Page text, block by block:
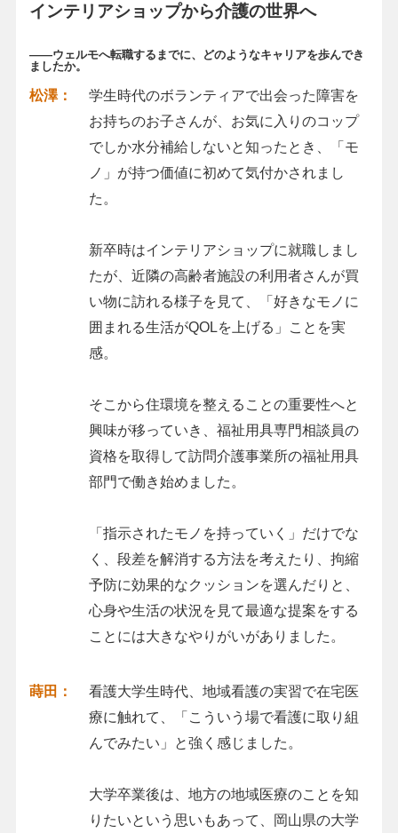
インテリアショップから介護の世界へ
――ウェルモへ転職するまでに、どのようなキャリアを歩んでき
ましたか。
松澤：
学生時代のボランティアで出会った障害を
お持ちのお子さんが、お気に入りのコップ
でしか水分補給しないと知ったとき、「モ
ノ」が持つ価値に初めて気付かされまし
た。
新卒時はインテリアショップに就職しまし
たが、近隣の高齢者施設の利用者さんが買
い物に訪れる様子を見て、「好きなモノに
囲まれる生活がQOLを上げる」ことを実
感。
そこから住環境を整えることの重要性へと
興味が移っていき、福祉用具専門相談員の
資格を取得して訪問介護事業所の福祉用具
部門で働き始めました。
「指示されたモノを持っていく」だけでな
く、段差を解消する方法を考えたり、拘縮
予防に効果的なクッションを選んだりと、
心身や生活の状況を見て最適な提案をする
ことには大きなやりがいがありました。
蒔田：
看護大学生時代、地域看護の実習で在宅医
療に触れて、「こういう場で看護に取り組
んでみたい」と強く感じました。
大学卒業後は、地方の地域医療のことを知
りたいという思いもあって、岡山県の大学